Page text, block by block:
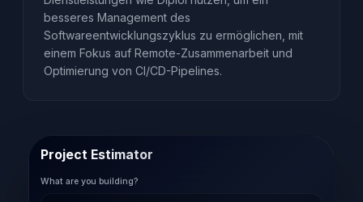
besseres Management des
Softwareentwicklungszyklus zu ermöglichen, mit
einem Fokus auf Remote-Zusammenarbeit und
Optimierung von CI/CD-Pipelines.
Project Estimator
What are you building?